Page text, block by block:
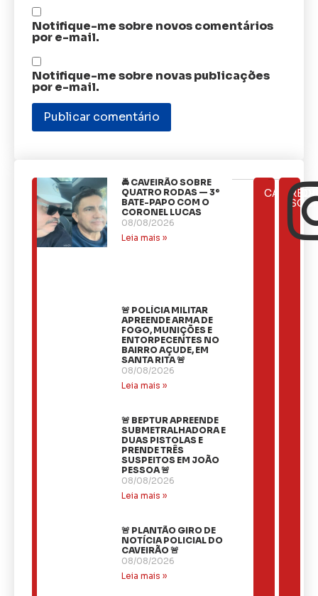
Notifique-me sobre novos comentários
por e-mail.
Notifique-me sobre novas publicações
por e-mail.
ÚLTIMAS
NOTÍCIAS
🚔 CAVEIRÃO SOBRE
QUATRO RODAS — 3º
BATE-PAPO COM O
CORONEL LUCAS
08/08/2026
Leia mais »
🚨 POLÍCIA MILITAR
APREENDE ARMA DE
FOGO, MUNIÇÕES E
ENTORPECENTES NO
BAIRRO AÇUDE, EM
SANTA RITA 🚨
08/08/2026
Leia mais »
🚨 BEPTUR APREENDE
SUBMETRALHADORA E
DUAS PISTOLAS E
PRENDE TRÊS
SUSPEITOS EM JOÃO
PESSOA 🚨
08/08/2026
Leia mais »
🚨 PLANTÃO GIRO DE
NOTÍCIA POLICIAL DO
CAVEIRÃO 🚨
08/08/2026
Leia mais »